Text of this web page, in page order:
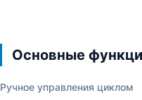
Основные
Ручное управления циклом